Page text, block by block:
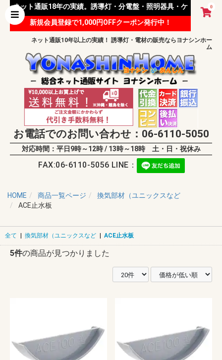
0
ネット通販18年の実績。誘導灯・分電盤・照明器具・ケ
ーブル等 様々な資材を取り扱っています。
新規会員登録で1,000円OFFクーポン発行中！
ネット通販10年以上の実績！ 誘導灯・電材の販売ならヨナシンホー
ム
お電話でのお問い合わせ：06-6110-5050
対応時間：平日9時～12時 / 13時～18時 土・日・祝休み
FAX:06-6110-5056 LINE：
HOME 商品一覧ページ
換気部材（ユニックスなど
ACE止水板
全て | 換気部材（ユニックスなど | ACE止水板
5件の商品が見つかりました